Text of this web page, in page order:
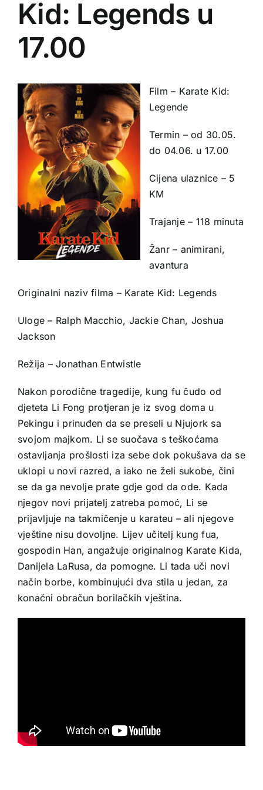
Kid: Legends u
17.00
Film – Karate Kid:
Legende
Termin – od 30.05.
do 04.06. u 17.00
Cijena ulaznice – 5
KM
Trajanje – 118 minuta
Žanr – animirani,
avantura
Originalni naziv filma – Karate Kid: Legends
Uloge – Ralph Macchio, Jackie Chan, Joshua
Jackson
Režija – Jonathan Entwistle
Nakon porodične tragedije, kung fu čudo od
djeteta Li Fong protjeran je iz svog doma u
Pekingu i prinuđen da se preseli u Njujork sa
svojom majkom. Li se suočava s teškoćama
ostavljanja prošlosti iza sebe dok pokušava da se
uklopi u novi razred, a iako ne želi sukobe, čini
se da ga nevolje prate gdje god da ode. Kada
njegov novi prijatelj zatreba pomoć, Li se
prijavljuje na takmičenje u karateu – ali njegove
vještine nisu dovoljne. Lijev učitelj kung fua,
gospodin Han, angažuje originalnog Karate Kida,
Danijela LaRusa, da pomogne. Li tada uči novi
način borbe, kombinujući dva stila u jedan, za
konačni obračun borilačkih vještina.